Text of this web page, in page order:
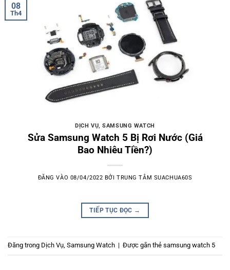
08
Th4
DỊCH VỤ,SAMSUNG WATCH
Sửa Samsung Watch 5 Bị Rơi Nước (Giá
Bao Nhiêu Tiền?)
ĐĂNG VÀO 08/04/2022 BỞITRUNG TÂM SUACHUA60S
TIẾP TỤC ĐỌC →
Đăng trong Dịch Vụ, Samsung Watch | Được gắn thẻ samsung watch 5